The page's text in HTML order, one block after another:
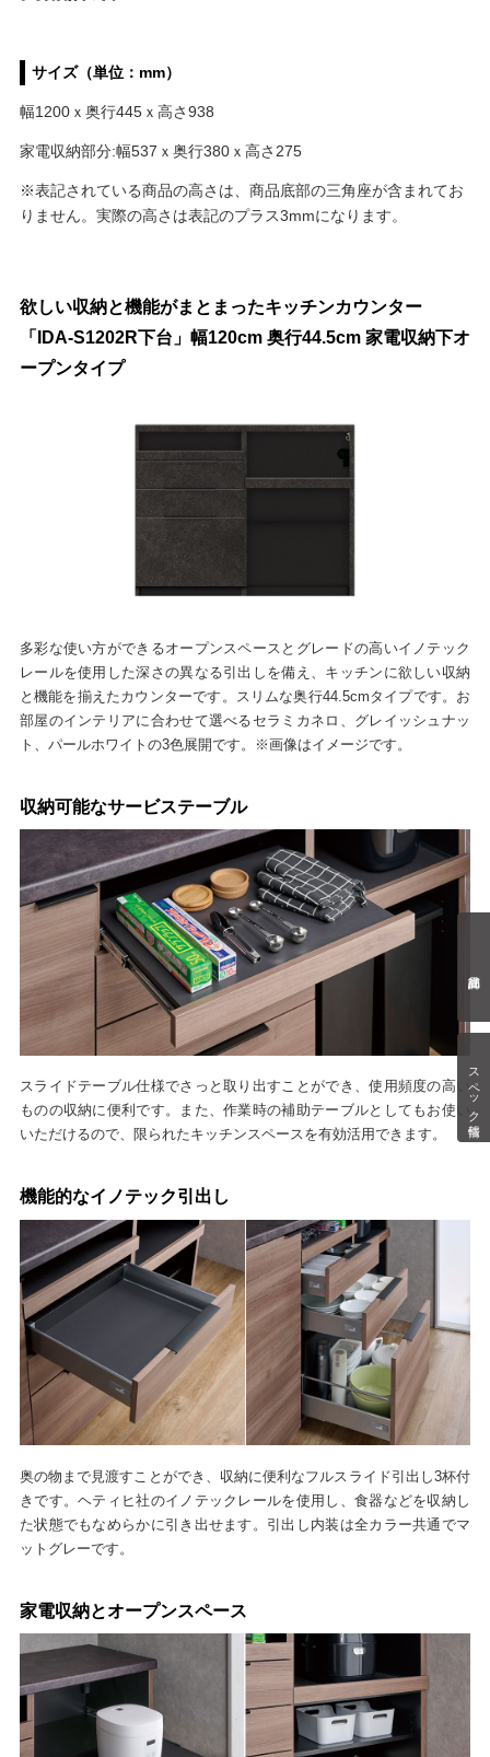
スペック情報
サイズ（単位：mm）
幅1200ｘ奥行445ｘ高さ938
家電収納部分:幅537ｘ奥行380ｘ高さ275
※表記されている商品の高さは、商品底部の三角座が含まれてお
りません。実際の高さは表記のプラス3mmになります。
欲しい収納と機能がまとまったキッチンカウンター
「IDA-S1202R下台」幅120cm 奥行44.5cm 家電収納下オ
ープンタイプ
多彩な使い方ができるオープンスペースとグレードの高いイノテック
レールを使用した深さの異なる引出しを備え、キッチンに欲しい収納
と機能を揃えたカウンターです。スリムな奥行44.5cmタイプです。お
部屋のインテリアに合わせて選べるセラミカネロ、グレイッシュナッ
ト、パールホワイトの3色展開です。※画像はイメージです。
収納可能なサービステーブル
スライドテーブル仕様でさっと取り出すことができ、使用頻度の高い
ものの収納に便利です。また、作業時の補助テーブルとしてもお使い
いただけるので、限られたキッチンスペースを有効活用できます。
機能的なイノテック引出し
奥の物まで見渡すことができ、収納に便利なフルスライド引出し3杯付
きです。ヘティヒ社のイノテックレールを使用し、食器などを収納し
た状態でもなめらかに引き出せます。引出し内装は全カラー共通でマ
ットグレーです。
家電収納とオープンスペース